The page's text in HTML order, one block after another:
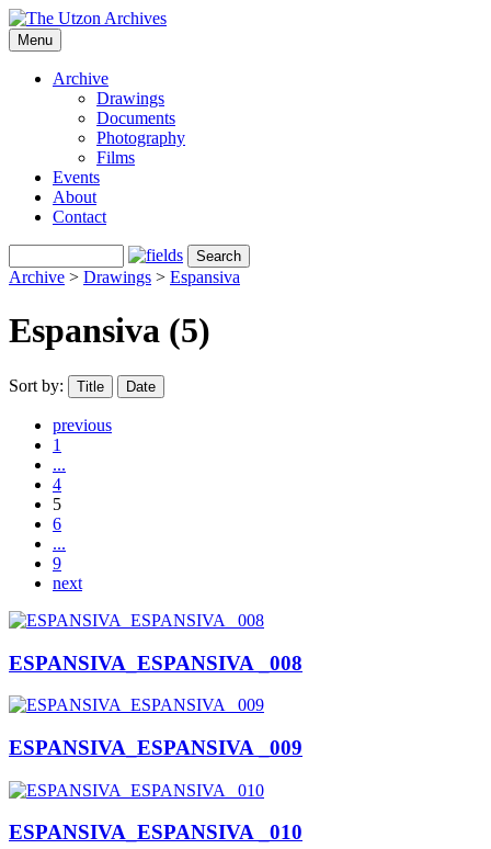
Menu
Archive
Drawings
Documents
Photography
Films
Events
About
Contact
Archive > Drawings > Espansiva
Espansiva (5)
Sort by: Title Date
previous
1
...
4
5
6
...
9
next
ESPANSIVA_ESPANSIVA _008
ESPANSIVA_ESPANSIVA _009
ESPANSIVA_ESPANSIVA _010